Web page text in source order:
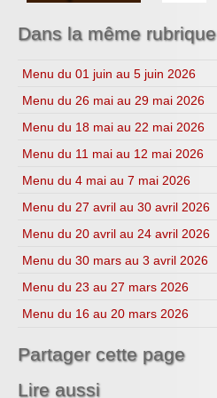
Lycéens au cinéma
CDI
Année 2023-2024
Année 2025-2026
Dans la même rubrique
Menu du 01 juin au 5 juin 2026
Menu du 26 mai au 29 mai 2026
Menu du 18 mai au 22 mai 2026
Menu du 11 mai au 12 mai 2026
Menu du 4 mai au 7 mai 2026
Menu du 27 avril au 30 avril 2026
Menu du 20 avril au 24 avril 2026
Menu du 30 mars au 3 avril 2026
Menu du 23 au 27 mars 2026
Menu du 16 au 20 mars 2026
Partager cette page
Lire aussi